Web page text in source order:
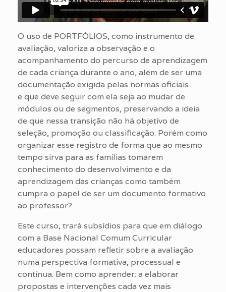
O uso de PORTFÓLIOS, como instrumento de
avaliação, valoriza a observação e o
acompanhamento do percurso de aprendizagem
de cada criança durante o ano, além de ser uma
documentação exigida pelas normas oficiais
e que deve seguir com ela seja ao mudar de
módulos ou de segmentos, preservando a ideia
de que nessa transição não há objetivo de
seleção, promoção ou classificação. Porém como
organizar esse registro de forma que ao mesmo
tempo sirva para as famílias tomarem
conhecimento do desenvolvimento e da
aprendizagem das crianças como também
cumpra o papel de ser um documento formativo
ao professor?
Este curso, trará subsídios para que em diálogo
com a Base Nacional Comum Curricular
educadores possam refletir sobre a avaliação
numa perspectiva formativa, processual e
contínua. Bem como aprender: a elaborar
propostas e intervenções cada vez mais